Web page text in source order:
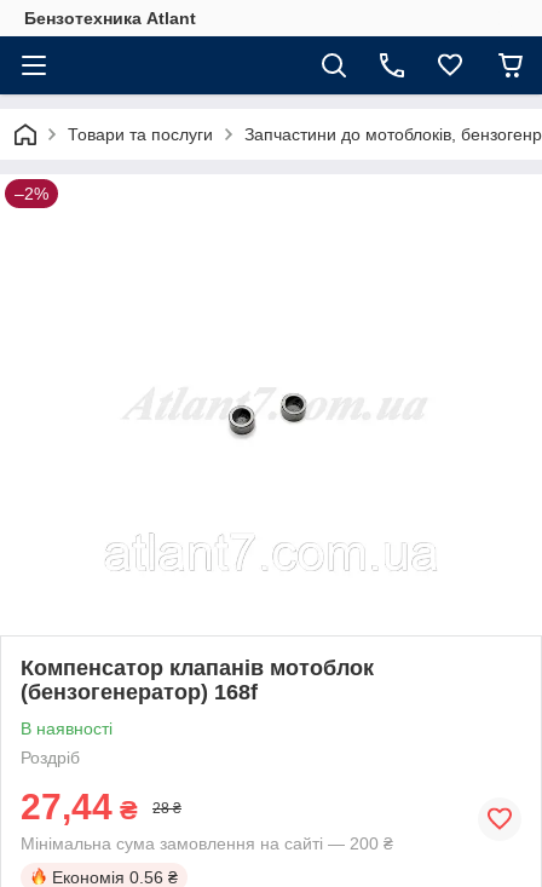
Бензотехника Atlant
Товари та послуги Запчастини до мотоблоків,
–2%
Компенсатор клапанів мотоблок
(бензогенератор) 168f
В наявності
Роздріб
27,44 ₴ 28 ₴
Мінімальна сума замовлення на сайті — 200 ₴
Економія 0.56 ₴